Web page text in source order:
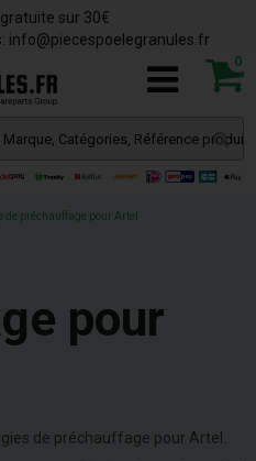
gratuite sur 30€
info@piecespoelegranules.fr
0
de préchauffage pour Artel
pour
de préchauffage pour Artel.